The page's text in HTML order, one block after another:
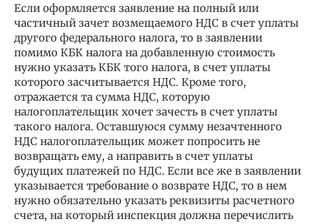
Если оформляется заявление на полный или
частичный зачет возмещаемого НДС в счет уплаты
другого федерального налога, то в заявлении
помимо КБК налога на добавленную стоимость
нужно указать КБК того налога, в счет уплаты
которого засчитывается НДС. Кроме того,
отражается та сумма НДС, которую
налогоплательщик хочет зачесть в счет уплаты
такого налога. Оставшуюся сумму незачтенного
НДС налогоплательщик может попросить не
возвращать ему, а направить в счет уплаты
будущих платежей по НДС. Если все же в заявлении
указывается требование о возврате НДС, то в нем
нужно обязательно указать реквизиты расчетного
счета, на который инспекция должна перечислить